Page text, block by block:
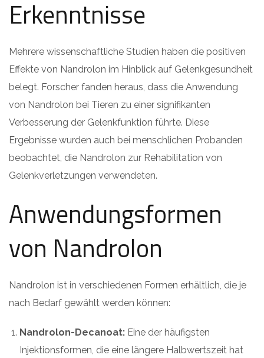
Erkenntnisse
Mehrere wissenschaftliche Studien haben die positiven
Effekte von Nandrolon im Hinblick auf Gelenkgesundheit
belegt. Forscher fanden heraus, dass die Anwendung
von Nandrolon bei Tieren zu einer signifikanten
Verbesserung der Gelenkfunktion führte. Diese
Ergebnisse wurden auch bei menschlichen Probanden
beobachtet, die Nandrolon zur Rehabilitation von
Gelenkverletzungen verwendeten.
Anwendungsformen
von Nandrolon
Nandrolon ist in verschiedenen Formen erhältlich, die je
nach Bedarf gewählt werden können:
Nandrolon-Decanoat: Eine der häufigsten
Injektionsformen, die eine längere Halbwertszeit hat